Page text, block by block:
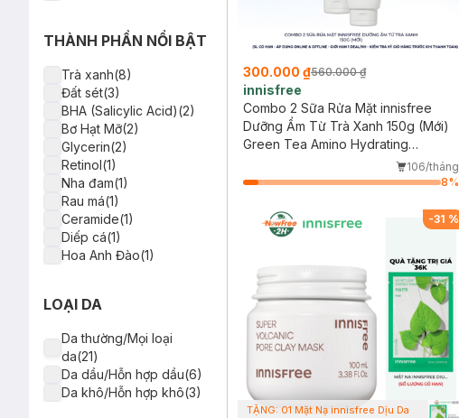
THÀNH PHẦN NỔI BẬT
Trà xanh(8)
Đất sét(3)
BHA (Salicylic Acid)(2)
Bơ Hạt Mỡ(2)
Glycerin(2)
Retinol(1)
Nha đam(1)
Rau má(1)
Ceramide(1)
Diếp cá(1)
Hoa Anh Đào(1)
Chống nắng vật lý(1)
Quýt Yuzu(1)
LOẠI DA
Da thường/Mọi loại
da(21)
Da dầu/Hỗn hợp dầu(6)
Da khô/Hỗn hợp khô(3)
300.000 ₫560.000 ₫
innisfree
Combo 2 Sữa Rửa Mặt innisfree
Dưỡng Ẩm Từ Trà Xanh 150g (Mới)
Green Tea Amino Hydrating
106/tháng
8%
-31 %
TẶNG: 01 Mặt Nạ innisfree Dịu Da